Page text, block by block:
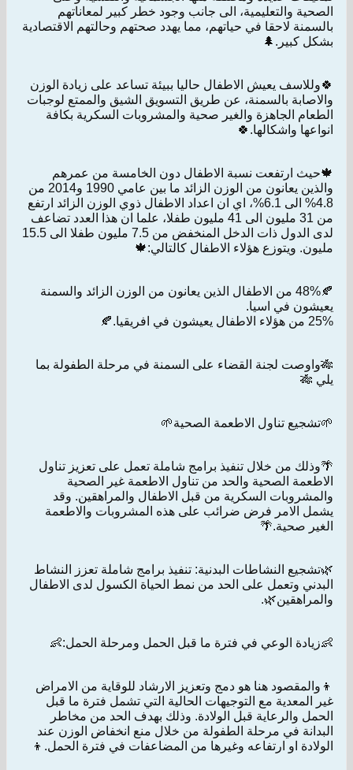
الصحية والتعليمية، الى جانب وجود خطر كبير لمعاناتهم
بالسمنة لاحقا في حياتهم، مما يهدد صحتهم وحالتهم الاقتصادية
بشكل كبير.🌲
🍀وللاسف يعيش الاطفال حاليا ببيئة تساعد على زيادة الوزن
والاصابة بالسمنة، عن طريق التسويق الشيق والممتع لوجبات
الطعام الجاهزة والغير صحية والمشروبات السكرية بكافة
انواعها واشكالها.🍀
🍁حيث ارتفعت نسبة الاطفال دون الخامسة من عمرهم
والذين يعانون من الوزن الزائد ما بين عامي 1990 و2014 من
4.8% الى 6.1%، اي ان اعداد الاطفال ذوي الوزن الزائد ارتفع
من 31 مليون الى 41 مليون طفلا، علما ان هذا العدد تضاعف
لدى الدول ذات الدخل المنخفض من 7.5 مليون طفلا الى 15.5
مليون. ويتوزع هؤلاء الاطفال كالتالي:🍁
🍂48% من الاطفال الذين يعانون من الوزن الزائد والسمنة
يعيشون في اسيا.
25% من هؤلاء الاطفال يعيشون في افريقيا.🍂
🎋واوصت لجنة القضاء على السمنة في مرحلة الطفولة بما
يلي 🎋
🌱تشجيع تناول الاطعمة الصحية🌱
🌴وذلك من خلال تنفيذ برامج شاملة تعمل على تعزيز تناول
الاطعمة الصحية والحد من تناول الاطعمة غير الصحية
والمشروبات السكرية من قبل الاطفال والمراهقين. وقد
يشمل الامر فرض ضرائب على هذه المشروبات والاطعمة
الغير صحية.🌴
🌿تشجيع النشاطات البدنية: تنفيذ برامج شاملة تعزز النشاط
البدني وتعمل على الحد من نمط الحياة الكسول لدى الاطفال
والمراهقين🌿.
👶زيادة الوعي في فترة ما قبل الحمل ومرحلة الحمل:👶
👦والمقصود هنا هو دمج وتعزيز الارشاد للوقاية من الامراض
غير المعدية مع التوجيهات الحالية التي تشمل فترة ما قبل
الحمل والرعاية قبل الولادة. وذلك بهدف الحد من مخاطر
البدانة في مرحلة الطفولة من خلال منع انخفاض الوزن عند
الولادة او ارتفاعه وغيرها من المضاعفات في فترة الحمل.👦